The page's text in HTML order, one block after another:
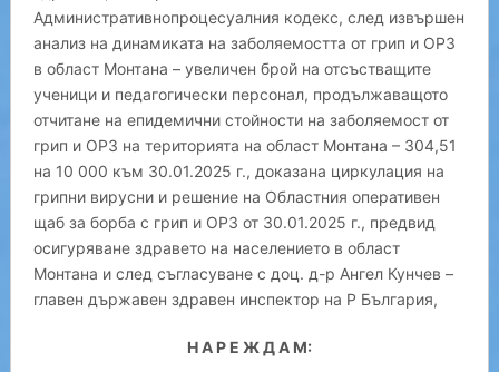
Административнопроцесуалния кодекс, след извършен
анализ на динамиката на заболяемостта от грип и ОРЗ
в област Монтана – увеличен брой на отсъстващите
ученици и педагогически персонал, продължаващото
отчитане на епидемични стойности на заболяемост от
грип и ОРЗ на територията на област Монтана – 304,51
на 10 000 към 30.01.2025 г., доказана циркулация на
грипни вирусни и решение на Областния оперативен
щаб за борба с грип и ОРЗ от 30.01.2025 г., предвид
осигуряване здравето на населението в област
Монтана и след съгласуване с доц. д-р Ангел Кунчев –
главен държавен здравен инспектор на Р България,
Н А Р Е Ж Д А М: